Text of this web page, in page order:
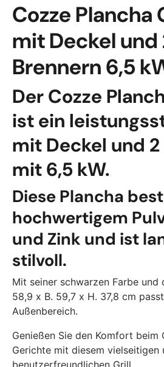
Cozze
mit Deckel und
Brennern 6,5
Der Cozze
ist ein
mit Deckel und
mit 6,5 kW.
Diese Plancha
hochwertigem
und Zink und ist
stilvoll.
Mit seiner schwarzen Farbe und
58,9 x B. 59,7 x H. 37,8 cm
Außenbereich.
Genießen Sie den Komfort beim
Gerichte mit diesem vielseitigen